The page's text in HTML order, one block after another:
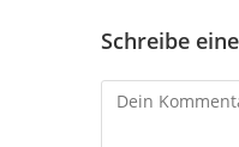
Schreibe